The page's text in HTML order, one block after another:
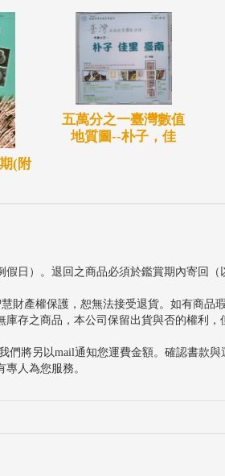
(附
五萬分之一臺灣數值
地質圖--朴子，佳
日）。退回之商品必須於鑑賞期內寄回
財產權保護，恕無法接受退貨。如有商品
存之商品，本公司保留出貨與否的權利
將另以mail通知您運費金額。確認書款
專人為您服務。